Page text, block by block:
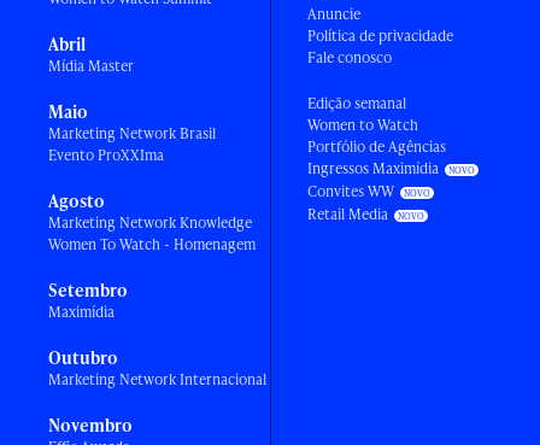
Abril
Mídia Master
Maio
Marketing Network Brasil
Evento ProXXIma
Agosto
Marketing Network Knowledge
Women To Watch - Homenagem
Setembro
Maximídia
Outubro
Marketing Network Internacional
Novembro
Anuncie
Política de privacidade
Fale conosco
Edição semanal
Women to Watch
Portfólio de Agências
Ingressos Maximídia
Convites WW
Retail Media